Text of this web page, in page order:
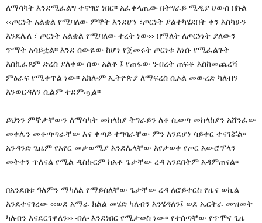
ለማሳካት እንደሚፈልግ ተናግሮ ነበር፡፡ አፈቀላጤው በትግራይ ሚዲያ ሀውስ በኩል
‹‹ጦርነት አልቋል የሚባለው ምኞት እንደሆነ ፣ጦርነት ያልተካሄደበት ቀን እስካሁን
እንደሌለ ፣ ጦርነት አልቋል የሚባለው ተረት ነው›› በማለት ለጦርነነት ያለውን
ጥማት አሳይቷል፡፡ እንደ ሰውዬው ከሆነ የጀመሩት ጦርነቱ እነሱ የሚፈልጉት
እስኪፈጸም ድረስ ያለቀው ሰው አልቆ ፤ የጠፋው ንብረት ጠፍቶ እስከመጨረሻ
ምዕራፍ የሚቀጥል ነው፡፡ አክሎም ኢትዮጵያ ለማፍረስ ሲኦል መውረድ ካለብን
እንወርዳለን ሲልም ተደምጧል፡፡
ይህንን ምኞታቸውን ለማሳካት መከላከያ ትግራይን ለቆ ሲወጣ መከላከያን አሸንፈው
መቀሌን መቆጣጣራቸው እና ቀጣይ ተግባራቸው ምን እንደሆነ ሳይቀር ተናገሯል፡፡
አንዳንድ ጊዜም የአየር መቃወሚያ እንደሌላቸው እየታወቀ የጦር አውሮፕላን
መትተን ጥለናል የሚል ዲስኩርም ከአቶ ጌታቸው ረዳ አንደበትም አዳምጠናል፡፡
በአንደበቱ ዓለምን ማካለል የማይሰለቸው ጌታቸው ረዳ ለሮይተርስ የዜና ወኪል
እንደተናገረው ‹‹ወደ አማራ ክልል መሄድ ካለብን እንሄዳለን፤ ወደ ኤርትራ መዝመት
ካለብን እናደርገዋለን›› ብሎ እንደነበር የሚታወስ ነው፡፡ የተሰጣቸው የጥሞና ጊዜ